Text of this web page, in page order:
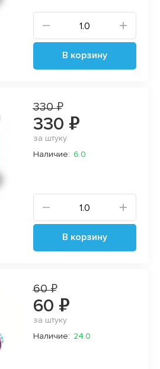
В корзину
330 ₽
330 ₽
за штуку
Наличие: 6.0
В корзину
60 ₽
60 ₽
за штуку
Наличие: 24.0